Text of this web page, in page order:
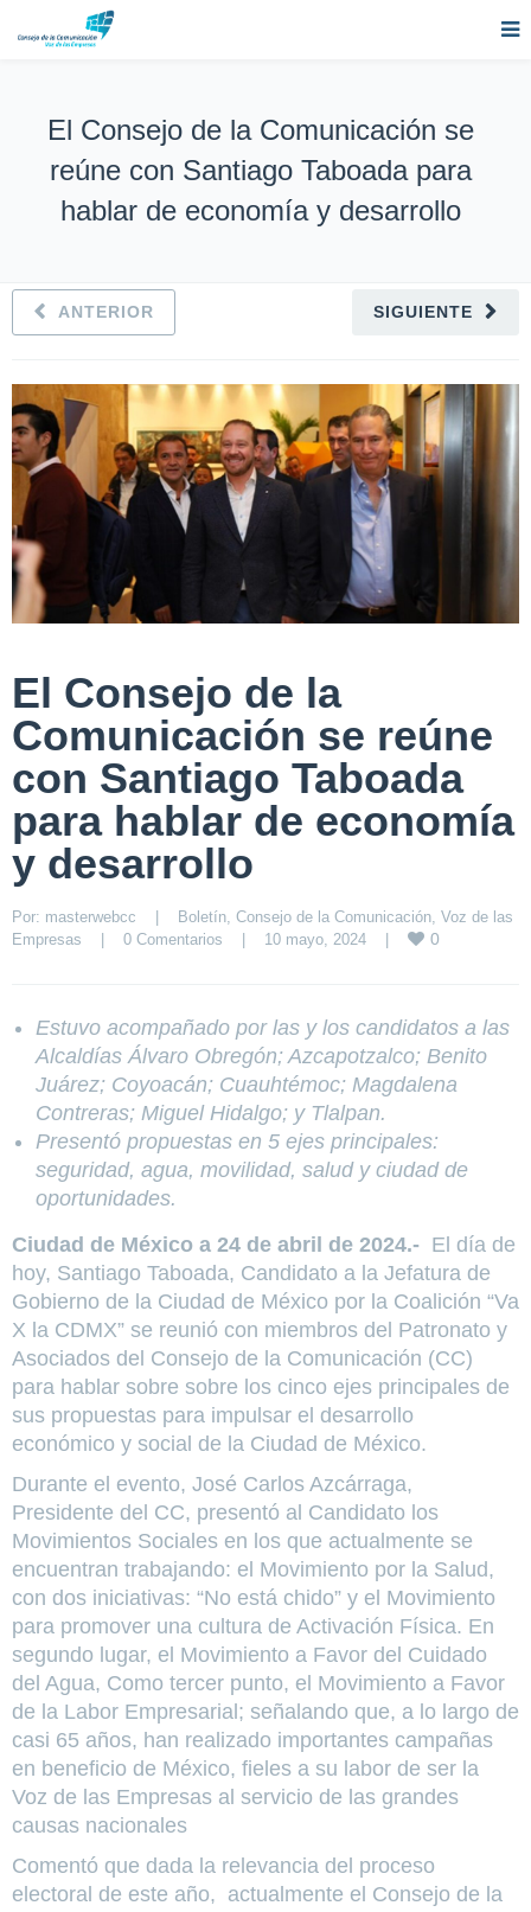
El Consejo de la Comunicación se
reúne con Santiago Taboada para
hablar de economía y desarrollo
SIGUIENTE
ANTERIOR
El Consejo de la
Comunicación se reúne
con Santiago Taboada
para hablar de economía
y desarrollo
Por: masterwebcc | Boletín Consejo de la Comunicación Voz de las
Empresas
| 0 Comentarios | 10 mayo, 2024 | 0
Estuvo acompañado por las y los candidatos a las
Alcaldías Álvaro Obregón; Azcapotzalco; Benito
Juárez; Coyoacán; Cuauhtémoc; Magdalena
Contreras; Miguel Hidalgo; y Tlalpan.
Presentó propuestas en 5 ejes principales:
seguridad, agua, movilidad, salud y ciudad de
oportunidades.
Ciudad de México a 24 de abril de 2024.- El día de
hoy, Santiago Taboada, Candidato a la Jefatura de
Gobierno de la Ciudad de México por la Coalición “Va
X la CDMX” se reunió con miembros del Patronato y
Asociados del Consejo de la Comunicación (CC)
para hablar sobre sobre los cinco ejes principales de
sus propuestas para impulsar el desarrollo
económico y social de la Ciudad de México.
Durante el evento, José Carlos Azcárraga,
Presidente del CC, presentó al Candidato los
Movimientos Sociales en los que actualmente se
encuentran trabajando: el Movimiento por la Salud,
con dos iniciativas: “No está chido” y el Movimiento
para promover una cultura de Activación Física. En
segundo lugar, el Movimiento a Favor del Cuidado
del Agua, Como tercer punto, el Movimiento a Favor
de la Labor Empresarial; señalando que, a lo largo de
casi 65 años, han realizado importantes campañas
en beneficio de México, fieles a su labor de ser la
Voz de las Empresas al servicio de las grandes
causas nacionales
Comentó que dada la relevancia del proceso
electoral de este año, actualmente el Consejo de la